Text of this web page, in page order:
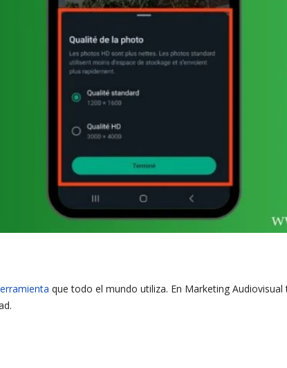
que todo el mundo utiliza. En Marketing